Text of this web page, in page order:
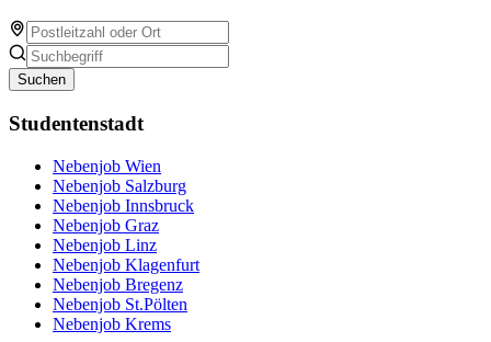
Suchen
Studentenstadt
Nebenjob Wien
Nebenjob Salzburg
Nebenjob Innsbruck
Nebenjob Graz
Nebenjob Linz
Nebenjob Klagenfurt
Nebenjob Bregenz
Nebenjob St.Pölten
Nebenjob Krems